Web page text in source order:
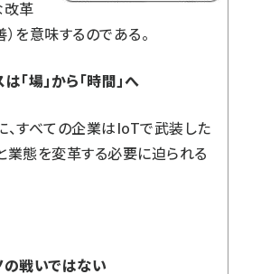
改革
を意味するのである。
「場」から「時間」へ
、すべての企業はIoTで武装した
業態を変革する必要に迫られる
の戦いではない